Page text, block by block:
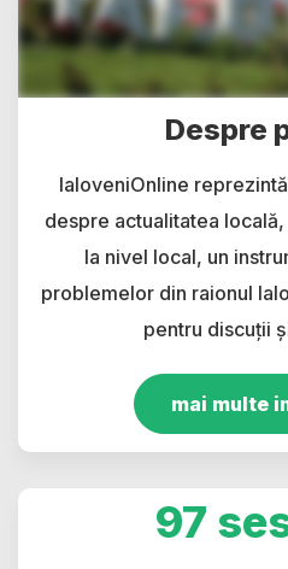
Despre
IaloveniOnline
despre actualitatea
la nivel local, un
problemelor din raionul
pentru discuții
mai multe
97